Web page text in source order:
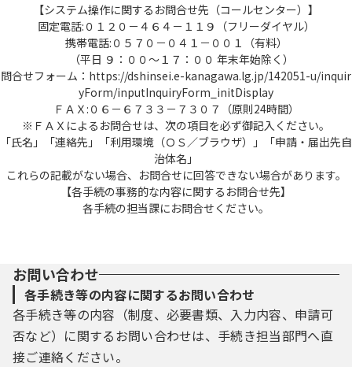
【システム操作に関するお問合せ先（コールセンター）】
固定電話:０１２０－４６４－１１９（フリーダイヤル）
携帯電話:０５７０－０４１－００１（有料）
（平日 ９：００～１７：００ 年末年始除く）
問合せフォーム：https://dshinsei.e-kanagawa.lg.jp/142051-u/inquir
yForm/inputInquiryForm_initDisplay
ＦＡＸ:０６－６７３３－７３０７（原則24時間）
※ＦＡＸによるお問合せは、次の項目を必ず御記入ください。
「氏名」「連絡先」「利用環境（ＯＳ／ブラウザ）」「申請・届出先自
治体名」
これらの記載がない場合、お問合せに回答できない場合があります。
【各手続の事務的な内容に関するお問合せ先】
各手続の担当課にお問合せください。
お問い合わせ
各手続き等の内容に関するお問い合わせ
各手続き等の内容（制度、必要書類、入力内容、申請可
否など）に関するお問い合わせは、手続き担当部門へ直
接ご連絡ください。